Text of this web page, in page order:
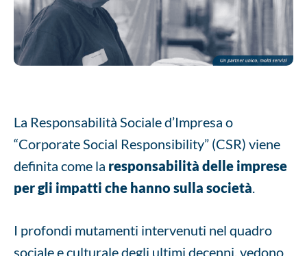
La Responsabilità Sociale d’Impresa o
“Corporate Social Responsibility” (CSR) viene
definita come la responsabilità delle imprese
per gli impatti che hanno sulla società.
I profondi mutamenti intervenuti nel quadro
sociale e culturale degli ultimi decenni, vedono